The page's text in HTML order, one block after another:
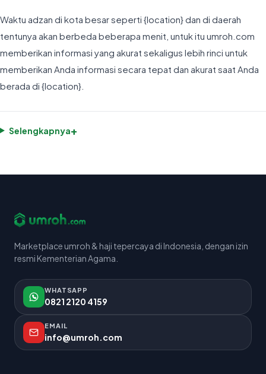
Waktu adzan di kota besar seperti {location} dan di daerah
tentunya akan berbeda beberapa menit, untuk itu umroh.com
memberikan informasi yang akurat sekaligus lebih rinci untuk
memberikan Anda informasi secara tepat dan akurat saat Anda
berada di {location}.
Selengkapnya+
Marketplace umroh & haji tepercaya di Indonesia, dengan izin
resmi Kementerian Agama.
WHATSAPP
0821 2120 4159
EMAIL
info@umroh.com